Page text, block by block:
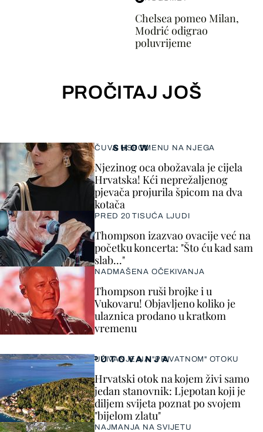
Chelsea pomeo Milan,
Modrić odigrao
poluvrijeme
PROČITAJ JOŠ
SHOW
ČUVA USPOMENU NA NJEGA
Njezinog oca obožavala je cijela
Hrvatska! Kći neprežaljenog
pjevača projurila špicom na dva
kotača
PRED 20 TISUĆA LJUDI
Thompson izazvao ovacije već na
početku koncerta: "Što ću kad sam
slab..."
NADMAŠENA OČEKIVANJA
Thompson ruši brojke i u
Vukovaru! Objavljeno koliko je
ulaznica prodano u kratkom
vremenu
PUTOVANJA
UŽIVANJE NA "PRIVATNOM" OTOKU
Hrvatski otok na kojem živi samo
jedan stanovnik: Ljepotan koji je
diljem svijeta poznat po svojem
"bijelom zlatu"
NAJMANJA NA SVIJETU